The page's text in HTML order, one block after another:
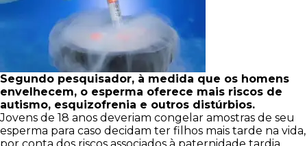
Segundo pesquisador, à medida que os homens
envelhecem, o esperma oferece mais riscos de
autismo, esquizofrenia e outros distúrbios.
Jovens de 18 anos deveriam congelar amostras de seu
esperma para caso decidam ter filhos mais tarde na vida,